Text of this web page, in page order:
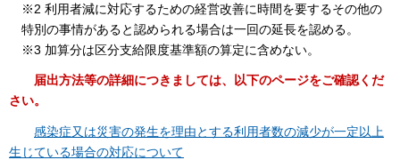
※2 利用者減に対応するための経営改善に時間を要するその他の
特別の事情があると認められる場合は一回の延長を認める。
※3 加算分は区分支給限度基準額の算定に含めない。
届出方法等の詳細につきましては、以下のページをご確認くだ
さい。
感染症又は災害の発生を理由とする利用者数の減少が一定以上
生じている場合の対応について